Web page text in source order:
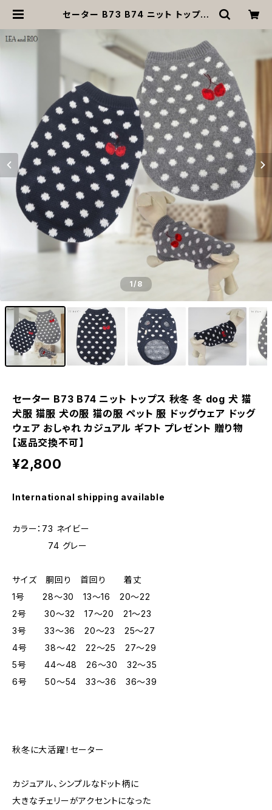
セーター B73 B74 ニット トップス
猫の服 ペット 服 ドッグウェア ドッグ
ウェア おしゃれ カジュアル ギフト プ
レゼント 贈り物 【返品交換不可】 | M
OANA
1/8
セーター B73 B74 ニット トップス 秋冬 冬 dog 犬 猫
犬服 猫服 犬の服 猫の服 ペット 服 ドッグウェア ドッグ
ウェア おしゃれ カジュアル ギフト プレゼント 贈り物
【返品交換不可】
¥2,800
International shipping available
カラー：73 ネイビー
74 グレー
サイズ 胴回り 首回り 着丈
1号 28～30 13～16 20～22
2号 30～32 17～20 21～23
3号 33～36 20～23 25～27
4号 38～42 22～25 27～29
5号 44～48 26～30 32～35
6号 50～54 33～36 36～39
秋冬に大活躍！セーター
カジュアル、シンプルなドット柄に
大きなチェリーがアクセントになった